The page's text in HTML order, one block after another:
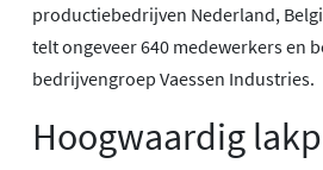
productiebedrijven Nederland,
telt ongeveer 640 medewerkers en
bedrijvengroep Vaessen Industries.
Hoogwaardig